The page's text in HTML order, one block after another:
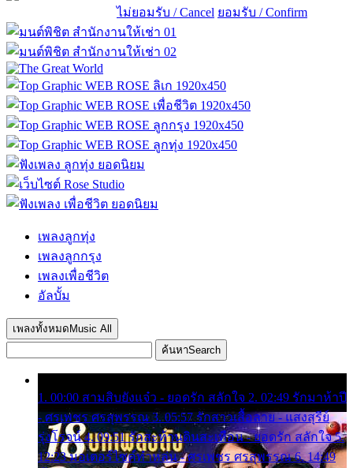
ไม่ยอมรับ / Cancel ยอมรับ / Confirm
เพลงลูกทุ่ง
เพลงลูกกรุง
เพลงเพื่อชีวิต
อัลบั้ม
เพลงทั้งหมด Music All
ค้นหาSearch
1. 00:00 สามสิบยังแจ๋ว - ยอดรัก สลักใจ 2. 02:49 รักมาห้าปี
- ศรเพชร ศรสุพรรณ 3. 05:57 รักสาวเสื้อลาย - แสงสุรีย์
รุ่งโรจน์ 4. 09:51 รักสะท้านดินสะเทือน - ยอดรัก สลักใจ 5.
12:23 มอเตอร์ไซค์ทำหล่น - ศรเพชร ศรสุพรรณ 6. 14:49